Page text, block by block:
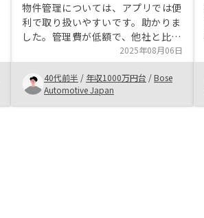
物件管理については、アプリでは便
利で取り扱いやすいです。助かりま
した。管理費が低額で、他社と比べ
て、お得です。修理の体制も整って
います。まだ、利用してないのです
が、御社に丸ごとに頼むことが助か
ります。年末の確定申告もアプリで
運用できますので、自分の手間をが
2025年08月06日
40代前半 / 年収1000万円台 /Bose
Automotive Japan